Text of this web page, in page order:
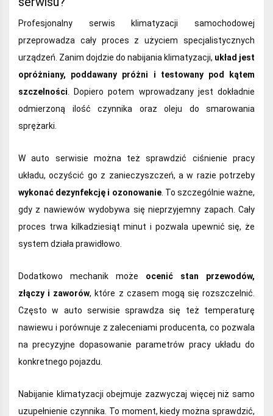
Profesjonalny serwis klimatyzacji samochodowej
przeprowadza cały proces z użyciem specjalistycznych
urządzeń. Zanim dojdzie do nabijania klimatyzacji, układ jest
opróżniany, poddawany próżni i testowany pod kątem
szczelności. Dopiero potem wprowadzany jest dokładnie
odmierzoną ilość czynnika oraz oleju do smarowania
sprężarki.
W auto serwisie można też sprawdzić ciśnienie pracy
układu, oczyścić go z zanieczyszczeń, a w razie potrzeby
wykonać dezynfekcję i ozonowanie. To szczególnie ważne,
gdy z nawiewów wydobywa się nieprzyjemny zapach. Cały
proces trwa kilkadziesiąt minut i pozwala upewnić się, że
system działa prawidłowo.
Dodatkowo mechanik może ocenić stan przewodów,
złączy i zaworów, które z czasem mogą się rozszczelnić.
Często w auto serwisie sprawdza się też temperaturę
nawiewu i porównuje z zaleceniami producenta, co pozwala
na precyzyjne dopasowanie parametrów pracy układu do
konkretnego pojazdu.
Nabijanie klimatyzacji obejmuje zazwyczaj więcej niż samo
uzupełnienie czynnika. To moment, kiedy można sprawdzić,